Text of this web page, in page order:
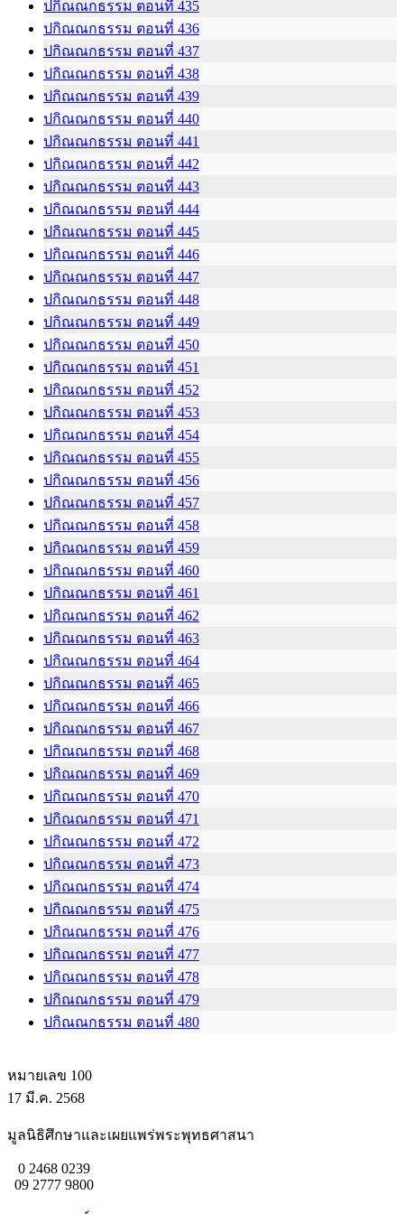
ปกิณณกธรรม ตอนที่ 435
ปกิณณกธรรม ตอนที่ 436
ปกิณณกธรรม ตอนที่ 437
ปกิณณกธรรม ตอนที่ 438
ปกิณณกธรรม ตอนที่ 439
ปกิณณกธรรม ตอนที่ 440
ปกิณณกธรรม ตอนที่ 441
ปกิณณกธรรม ตอนที่ 442
ปกิณณกธรรม ตอนที่ 443
ปกิณณกธรรม ตอนที่ 444
ปกิณณกธรรม ตอนที่ 445
ปกิณณกธรรม ตอนที่ 446
ปกิณณกธรรม ตอนที่ 447
ปกิณณกธรรม ตอนที่ 448
ปกิณณกธรรม ตอนที่ 449
ปกิณณกธรรม ตอนที่ 450
ปกิณณกธรรม ตอนที่ 451
ปกิณณกธรรม ตอนที่ 452
ปกิณณกธรรม ตอนที่ 453
ปกิณณกธรรม ตอนที่ 454
ปกิณณกธรรม ตอนที่ 455
ปกิณณกธรรม ตอนที่ 456
ปกิณณกธรรม ตอนที่ 457
ปกิณณกธรรม ตอนที่ 458
ปกิณณกธรรม ตอนที่ 459
ปกิณณกธรรม ตอนที่ 460
ปกิณณกธรรม ตอนที่ 461
ปกิณณกธรรม ตอนที่ 462
ปกิณณกธรรม ตอนที่ 463
ปกิณณกธรรม ตอนที่ 464
ปกิณณกธรรม ตอนที่ 465
ปกิณณกธรรม ตอนที่ 466
ปกิณณกธรรม ตอนที่ 467
ปกิณณกธรรม ตอนที่ 468
ปกิณณกธรรม ตอนที่ 469
ปกิณณกธรรม ตอนที่ 470
ปกิณณกธรรม ตอนที่ 471
ปกิณณกธรรม ตอนที่ 472
ปกิณณกธรรม ตอนที่ 473
ปกิณณกธรรม ตอนที่ 474
ปกิณณกธรรม ตอนที่ 475
ปกิณณกธรรม ตอนที่ 476
ปกิณณกธรรม ตอนที่ 477
ปกิณณกธรรม ตอนที่ 478
ปกิณณกธรรม ตอนที่ 479
ปกิณณกธรรม ตอนที่ 480
หมายเลข 100
17 มี.ค. 2568
มูลนิธิศึกษาและเผยแพร่พระพุทธศาสนา
0 2468 0239
09 2777 9800